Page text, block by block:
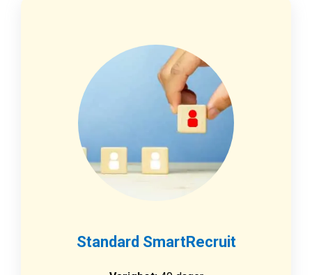
Standard SmartRecruit